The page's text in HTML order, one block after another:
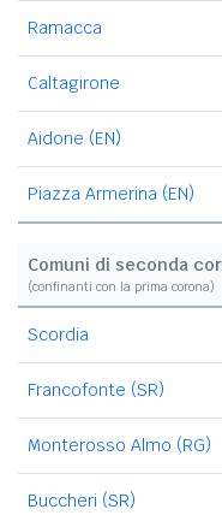
Ramacca
Caltagirone
Aidone (EN)
Piazza Armerina (EN)
Comuni di seconda
(confinanti con la prima corona)
Scordia
Francofonte (SR)
Monterosso Almo (RG)
Buccheri (SR)